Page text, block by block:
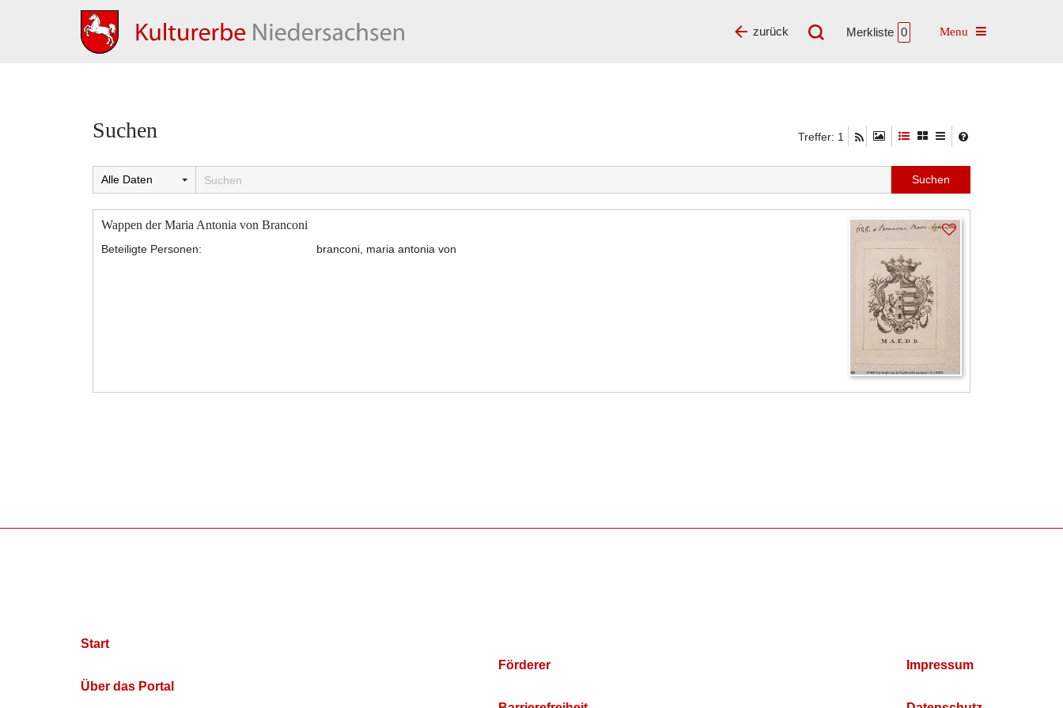
Merkliste 0 Toggle navigation
zurück
Suchen Treffer: 1
Wappen der Maria Antonia von Branconi
Beteiligte Personen: branconi, maria antonia von
Start
Über das Portal
Förderer Impressum